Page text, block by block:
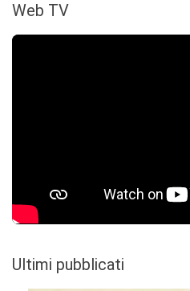
Web TV
Ultimi pubblicati